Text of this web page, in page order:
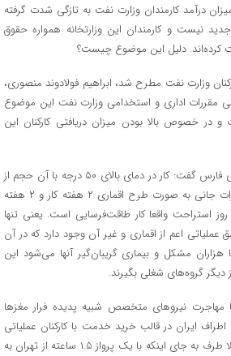
درآمد کارمندان وزارت نفت به تازگی شدت گرفته
نیست و کارمندان این وزارتخانه همواره حقوق
کرده‌اند. دلیل این موضوع چیست؟
کارکنان وزارت نفت مطرح شد، ابراهیم فولادوند منصوری،
مقررات اداری و استخدامی وزارت نفت این موضوع
خصوص بالا بودن میزان دریافتی کارکنان این
فولادوند در این باره به خبرگزاری فارس گفت: کار در دمای بالای ۵۰ درجه با آن حجم از
آلودگی زیست محیطی و خطرات جانی به صورت طرح اقماری ۲ هفته کار و ۲ هفته
و یا ۲۰ روز کار و ۱۰ روز استراحت واقعا کار طاقت‌فرسایی است. یعنی تنها
عملیاتی اعم از اقماری و غیر آن وجود دارد که در آن
مشکل و بیماری گریبان‌گیر آنها می‌شود این
گروه‌های شغلی بگیرند.
مهاجرت نیروهای متخصص شبیه پدیده فرار مغزها
ایران در قالب خرید خدمت با کارکنان عملیاتی
ایرانی قرارداد امضا می‌کنند. مثلا طرف به جای اینکه با یک پرواز ۱.۵ ساعته از تهران به